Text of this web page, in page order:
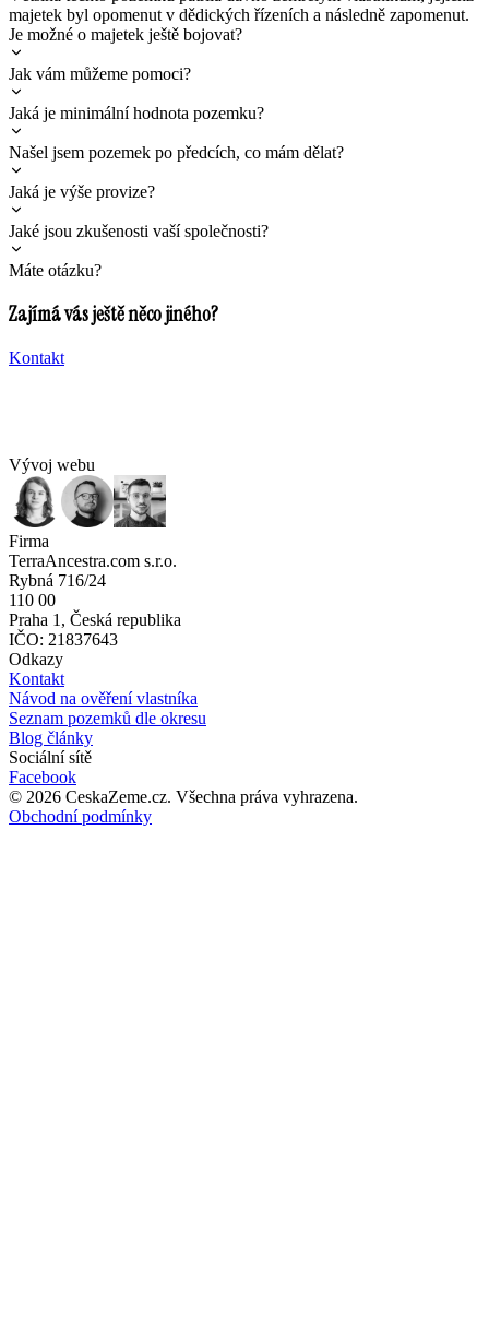
majetek byl opomenut v dědických řízeních a následně zapomenut.
Je možné o majetek ještě bojovat?
Jak vám můžeme pomoci?
Jaká je minimální hodnota pozemku?
Našel jsem pozemek po předcích, co mám dělat?
Jaká je výše provize?
Jaké jsou zkušenosti vaší společnosti?
Máte otázku?
Zajímá vás ještě něco jiného?
Kontakt
Vývoj webu
Firma
TerraAncestra.com s.r.o.
Rybná 716/24
110 00
Praha 1, Česká republika
IČO: 21837643
Odkazy
Kontakt
Návod na ověření vlastníka
Seznam pozemků dle okresu
Blog články
Sociální sítě
Facebook
© 2026 CeskaZeme.cz. Všechna práva vyhrazena.
Obchodní podmínky